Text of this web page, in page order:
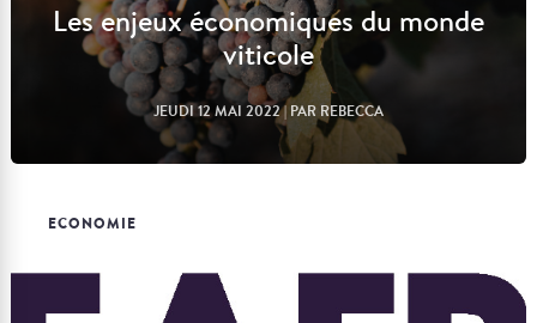
Les enjeux économiques du monde
viticole
JEUDI 12 MAI 2022| PAR REBECCA
ECONOMIE